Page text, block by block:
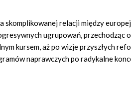
relacji między
ugrupowań, przechodząc
kursem, aż po wizje przyszłych
naprawczych po radykalne